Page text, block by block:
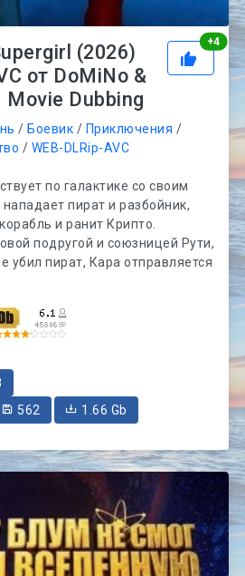
+4
(2026)
от DoMiNo &
Movie Dubbing
/ Боевик / Приключения /
/ WEB-DLRip-AVC
по галактике со своим
пират и разбойник,
и ранит Крипто.
подругой и союзницей Рути,
убил пират, Кара отправляется
562
1.66 Gb